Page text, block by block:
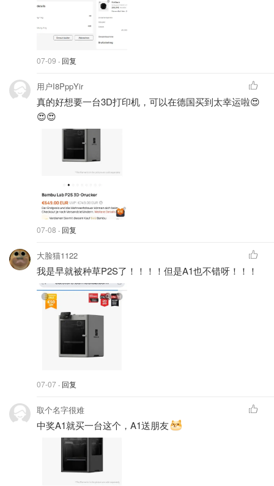
07-09 · 回复
用户I8PppYir
真的好想要一台3D打印机，可以在德国买到太幸运啦😍
😍😍
07-08 · 回复
大脸猫1122
我是早就被种草P2S了！！！！但是A1也不错呀！！！
07-07 · 回复
取个名字很难
中奖A1就买一台这个，A1送朋友